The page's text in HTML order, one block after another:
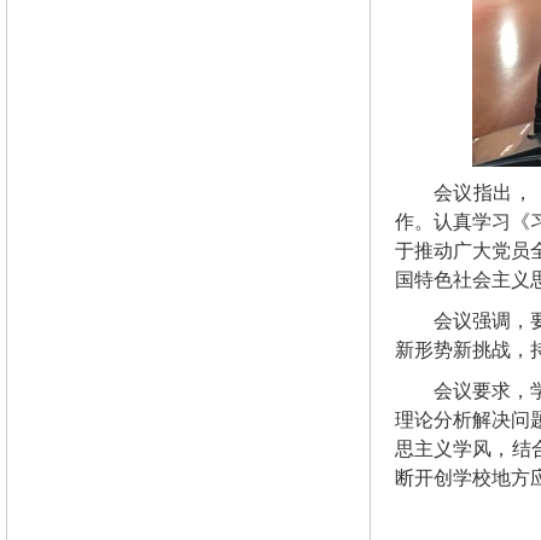
会议指出，
作。认真学习《
于推动广大党员
国特色社会主义
会议强调，
新形势新挑战，
会议要求，
理论分析解决问
思主义学风，结
断开创学校地方